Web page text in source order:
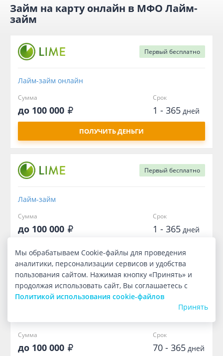
Займ на карту онлайн в МФО Лайм-
займ
Первый бесплатно
Лайм-займ онлайн
Сумма
до 100 000
Срок
1 - 365дней
ПОЛУЧИТЬ ДЕНЬГИ
Первый бесплатно
Лайм-займ
Сумма
до 100 000
Срок
1 - 365дней
ПОЛУЧИТЬ ДЕНЬГИ
Первыйбесплатно
Сумма
до 100 000
Срок
70 - 365дней
Мы обрабатываем Cookie-файлы для проведения
аналитики, персонализации сервисов и удобства
пользования сайтом. Нажимая кнопку «Принять» и
продолжая использовать сайт, Вы соглашаетесь с
Политикой использования cookie-файлов
Принять